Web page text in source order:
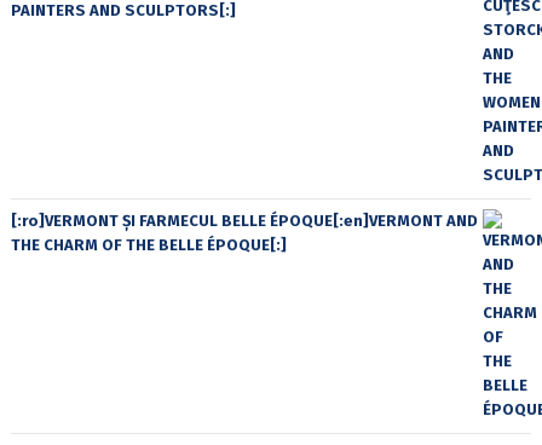
PAINTERS AND SCULPTORS[:]
[:ro]VERMONT ȘI FARMECUL BELLE ÉPOQUE[:en]VERMONT AND
THE CHARM OF THE BELLE ÉPOQUE[:]